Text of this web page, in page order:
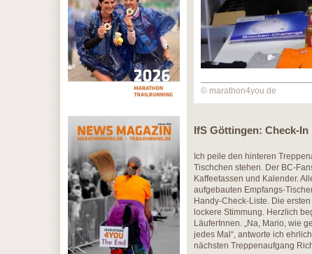
© marathon4you.de
IfS Göttingen: Check-In
Ich peile den hinteren
Tischchen stehen. Der BC-
Kaffeetassen und Kalender.
aufgebauten Empfangs-
Handy-Check-Liste. Die
lockere Stimmung. Herzlich
LäuferInnen. „Na, Mario, wie
jedes Mal“, antworte ich
nächsten Treppenaufgang